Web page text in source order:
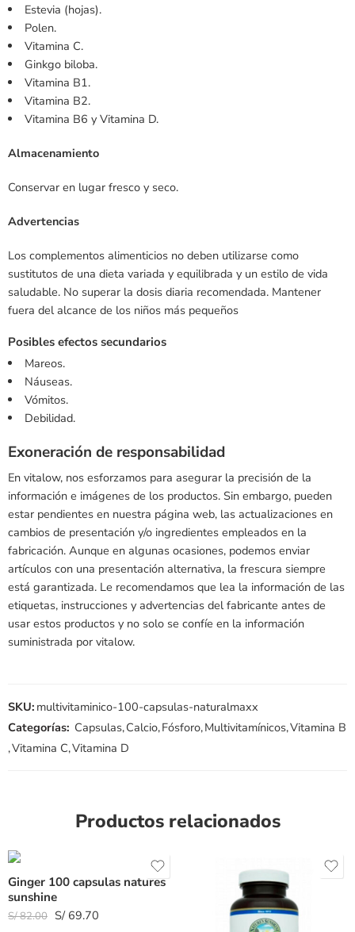
Estevia (hojas).
Polen.
Vitamina C.
Ginkgo biloba.
Vitamina B1.
Vitamina B2.
Vitamina B6 y Vitamina D.
Almacenamiento
Conservar en lugar fresco y seco.
Advertencias
Los complementos alimenticios no deben utilizarse como
sustitutos de una dieta variada y equilibrada y un estilo de vida
saludable. No superar la dosis diaria recomendada. Mantener
fuera del alcance de los niños más pequeños
Posibles efectos secundarios
Mareos.
Náuseas.
Vómitos.
Debilidad.
Exoneración de responsabilidad
En vitalow, nos esforzamos para asegurar la precisión de la
información e imágenes de los productos. Sin embargo, pueden
estar pendientes en nuestra página web, las actualizaciones en
cambios de presentación y/o ingredientes empleados en la
fabricación. Aunque en algunas ocasiones, podemos enviar
artículos con una presentación alternativa, la frescura siempre
está garantizada. Le recomendamos que lea la información de las
etiquetas, instrucciones y advertencias del fabricante antes de
usar estos productos y no solo se confíe en la información
suministrada por vitalow.
SKU: multivitaminico-100-capsulas-naturalmaxx
Categorías: Capsulas,Calcio,Fósforo,Multivitamínicos,Vitamina B
,Vitamina C,Vitamina D
Productos relacionados
Ginger 100 capsulas natures
sunshine
S/82.00 S/69.70